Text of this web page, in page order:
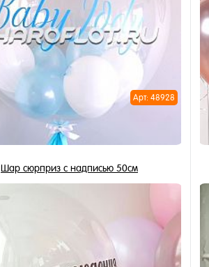
Арт: 48928
Шар сюрприз с надписью 50см
В корзину